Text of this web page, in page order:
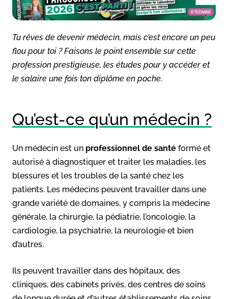
Tu rêves de devenir médecin, mais c’est encore un peu
flou pour toi ? Faisons le point ensemble sur cette
profession prestigieuse, les études pour y accéder et
le salaire une fois ton diplôme en poche.
Qu’est-ce qu’un médecin ?
Un médecin est un professionnel de santé formé et
autorisé à diagnostiquer et traiter les maladies, les
blessures et les troubles de la santé chez les
patients. Les médecins peuvent travailler dans une
grande variété de domaines, y compris la médecine
générale, la chirurgie, la pédiatrie, l’oncologie, la
cardiologie, la psychiatrie, la neurologie et bien
d’autres.
Ils peuvent travailler dans des hôpitaux, des
cliniques, des cabinets privés, des centres de soins